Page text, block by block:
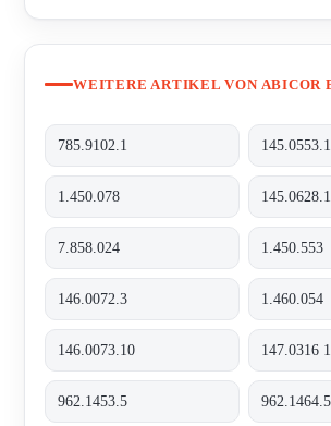
WEITERE ARTIKEL VON ABICOR
785.9102.1
1.450.078 145.0628.1
7.858.024 1.450.553
146.0072.3 1.460.054
146.0073.10 147.0316
962.1453.5 962.1464.5